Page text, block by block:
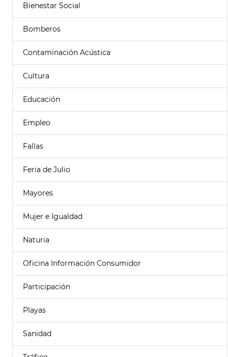
Bienestar Social
Bomberos
Contaminación Acústica
Cultura
Educación
Empleo
Fallas
Feria de Julio
Mayores
Mujer e Igualdad
Naturia
Oficina Información Consumidor
Participación
Playas
Sanidad